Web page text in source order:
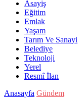
Asayiş
Eğitim
Emlak
Yaşam
Tarım Ve Sanayi
Belediye
Teknoloji
Yerel
Resmî İlan
Anasayfa Gündem